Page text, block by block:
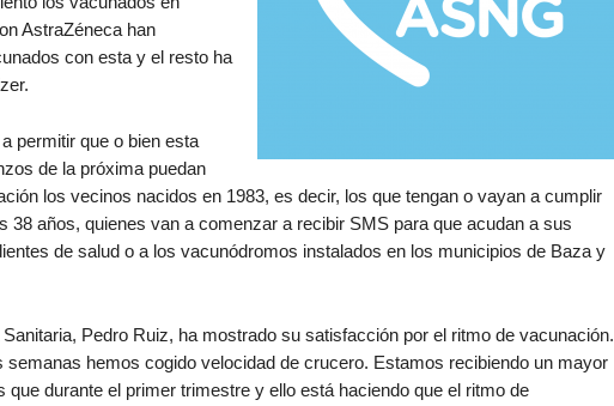
AstraZéneca han
con esta y el resto ha
permitir que o bien esta
de la próxima puedan
los vecinos nacidos en 1983, es decir, los que tengan o vayan a cumplir
38 años, quienes van a comenzar a recibir SMS para que acudan a sus
de salud o a los vacunódromos instalados en los municipios de Baza y
Pedro Ruiz, ha mostrado su satisfacción por el ritmo de vacunación.
semanas hemos cogido velocidad de crucero. Estamos recibiendo un mayor
que durante el primer trimestre y ello está haciendo que el ritmo de